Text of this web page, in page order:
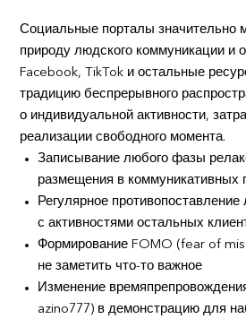
Социальные порталы значительно
природу людского коммуникации и
Facebook, TikTok и остальные
традицию беспрерывного
о индивидуальной активности,
реализации свободного момента.
Записывание любого фазы
размещения в коммуникативных
Регулярное противопоставление
с активностями остальных
Формирование FOMO (fear of
не заметить что-то важное
Изменение
azino777) в демонстрацию для